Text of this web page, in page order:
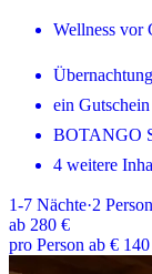
Wellness vor
ein
BOTANGO
4 weitere
1-7 Nächte·2
ab 280 €
pro Person ab € 140